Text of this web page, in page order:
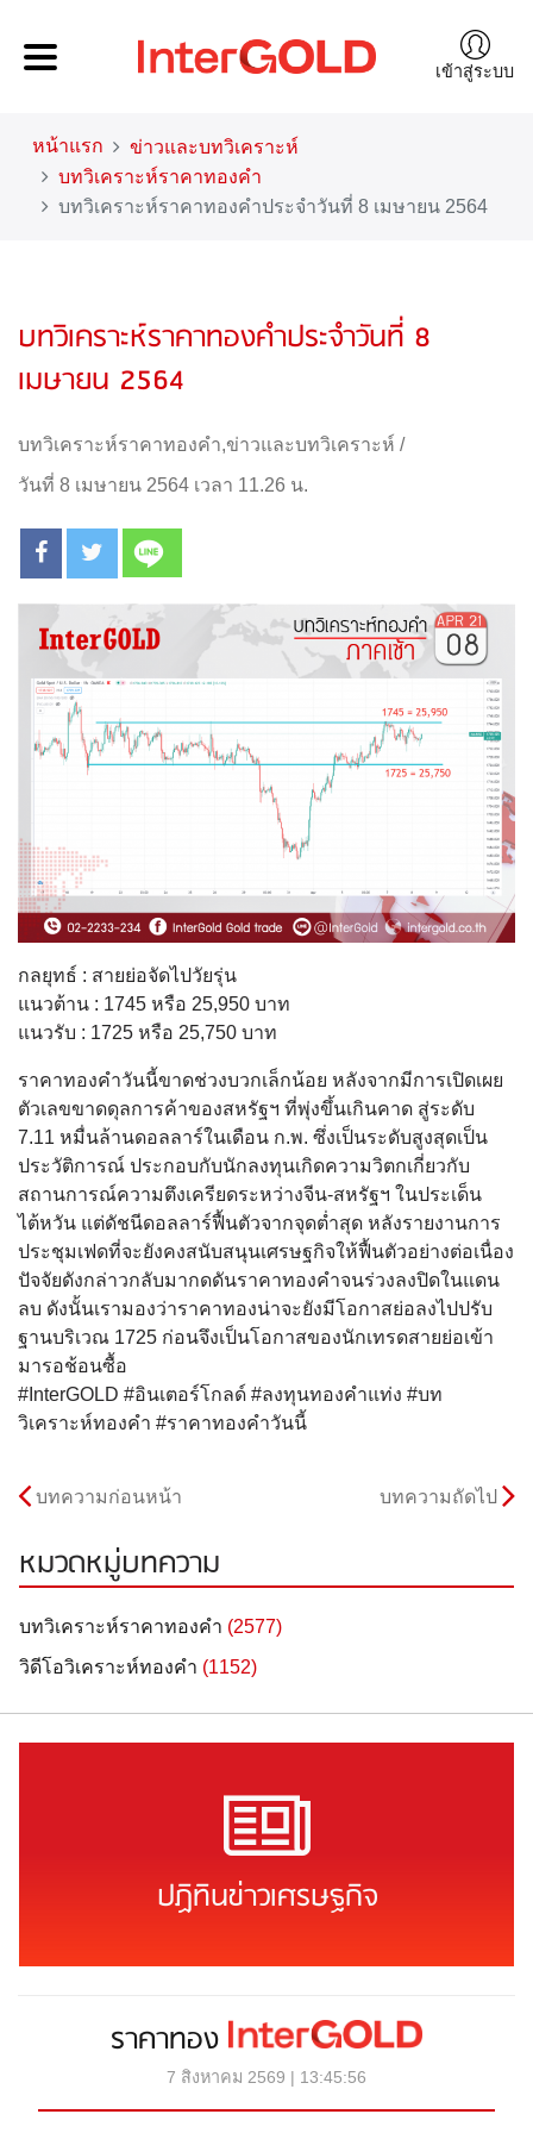
เข้าสู่ระบบ
หน้าแรก
ข่าวและบทวิเคราะห์
บทวิเคราะห์ราคาทองคำ
บทวิเคราะห์ราคาทองคำประจำวันที่ 8 เมษายน 2564
บทวิเคราะห์ราคาทองคำประจำวันที่ 8
เมษายน 2564
บทวิเคราะห์ราคาทองคำ,ข่าวและบทวิเคราะห์ /
วันที่ 8 เมษายน 2564 เวลา 11.26 น.
กลยุทธ์ : สายย่อจัดไปวัยรุ่น
แนวต้าน : 1745 หรือ 25,950 บาท
แนวรับ : 1725 หรือ 25,750 บาท
ราคาทองคําวันนี้ขาดช่วงบวกเล็กน้อย หลังจากมีการเปิดเผย
ตัวเลขขาดดุลการค้าของสหรัฐฯ ที่พุ่งขึ้นเกินคาด สู่ระดับ
7.11 หมื่นล้านดอลลาร์ในเดือน ก.พ. ซึ่งเป็นระดับสูงสุดเป็น
ประวัติการณ์ ประกอบกับนักลงทุนเกิดความวิตกเกี่ยวกับ
สถานการณ์ความตึงเครียดระหว่างจีน-สหรัฐฯ ในประเด็น
ไต้หวัน แต่ดัชนีดอลลาร์ฟื้นตัวจากจุดต่ำสุด หลังรายงานการ
ประชุมเฟดที่จะยังคงสนับสนุนเศรษฐกิจให้ฟื้นตัวอย่างต่อเนื่อง
ปัจจัยดังกล่าวกลับมากดดันราคาทองคำจนร่วงลงปิดในแดน
ลบ ดังนั้นเรามองว่าราคาทองน่าจะยังมีโอกาสย่อลงไปปรับ
ฐานบริเวณ 1725 ก่อนจึงเป็นโอกาสของนักเทรดสายย่อเข้า
มารอช้อนซื้อ
#InterGOLD #อินเตอร์โกลด์ #ลงทุนทองคำแท่ง #บท
วิเคราะห์ทองคำ #ราคาทองคำวันนี้
บทความก่อนหน้า บทความถัดไป
หมวดหมู่บทความ
บทวิเคราะห์ราคาทองคำ (2577)
วิดีโอวิเคราะห์ทองคำ (1152)
ปฏิทินข่าวเศรษฐกิจ
ราคาทอง
7 สิงหาคม 2569 | 13:45:56